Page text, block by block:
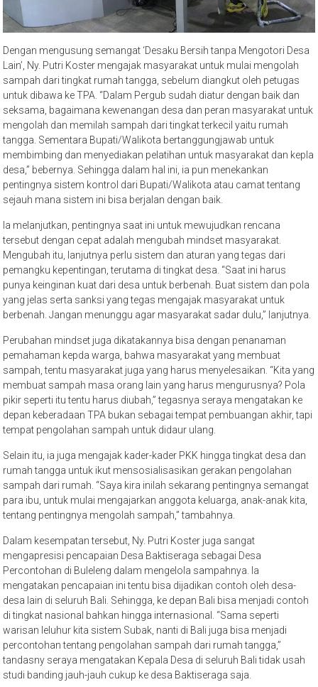
Dengan mengusung semangat ‘Desaku Bersih tanpa Mengotori Desa
Lain’, Ny. Putri Koster mengajak masyarakat untuk mulai mengolah
sampah dari tingkat rumah tangga, sebelum diangkut oleh petugas
untuk dibawa ke TPA. “Dalam Pergub sudah diatur dengan baik dan
seksama, bagaimana kewenangan desa dan peran masyarakat untuk
mengolah dan memilah sampah dari tingkat terkecil yaitu rumah
tangga. Sementara Bupati/Walikota bertanggungjawab untuk
membimbing dan menyediakan pelatihan untuk masyarakat dan kepla
desa,” bebernya. Sehingga dalam hal ini, ia pun menekankan
pentingnya sistem kontrol dari Bupati/Walikota atau camat tentang
sejauh mana sistem ini bisa berjalan dengan baik.
Ia melanjutkan, pentingnya saat ini untuk mewujudkan rencana
tersebut dengan cepat adalah mengubah mindset masyarakat.
Mengubah itu, lanjutnya perlu sistem dan aturan yang tegas dari
pemangku kepentingan, terutama di tingkat desa. “Saat ini harus
punya keinginan kuat dari desa untuk berbenah. Buat sistem dan pola
yang jelas serta sanksi yang tegas mengajak masyarakat untuk
berbenah. Jangan menunggu agar masyarakat sadar dulu,” lanjutnya.
Perubahan mindset juga dikatakannya bisa dengan penanaman
pemahaman kepda warga, bahwa masyarakat yang membuat
sampah, tentu masyarakat juga yang harus menyelesaikan. “Kita yang
membuat sampah masa orang lain yang harus mengurusnya? Pola
pikir seperti itu tentu harus diubah,” tegasnya seraya mengatakan ke
depan keberadaan TPA bukan sebagai tempat pembuangan akhir, tapi
tempat pengolahan sampah untuk didaur ulang.
Selain itu, ia juga mengajak kader-kader PKK hingga tingkat desa dan
rumah tangga untuk ikut mensosialisasikan gerakan pengolahan
sampah dari rumah. “Saya kira inilah sekarang pentingnya semangat
para ibu, untuk mulai mengajarkan anggota keluarga, anak-anak kita,
tentang pentingnya mengolah sampah,” tambahnya.
Dalam kesempatan tersebut, Ny. Putri Koster juga sangat
mengapresisi pencapaian Desa Baktiseraga sebagai Desa
Percontohan di Buleleng dalam mengelola sampahnya. Ia
mengatakan pencapaian ini tentu bisa dijadikan contoh oleh desa-
desa lain di seluruh Bali. Sehingga, ke depan Bali bisa menjadi contoh
di tingkat nasional bahkan hingga internasional. “Sama seperti
warisan leluhur kita sistem Subak, nanti di Bali juga bisa menjadi
percontohan tentang pengolahan sampah dari rumah tangga,”
tandasny seraya mengatakan Kepala Desa di seluruh Bali tidak usah
studi banding jauh-jauh cukup ke desa Baktiseraga saja.